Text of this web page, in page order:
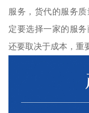
服务，货代的服务
定要选择一家的服
还要取决于成本，重